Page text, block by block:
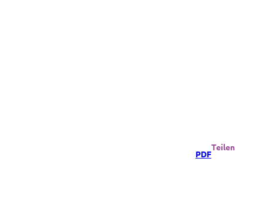
PDF
Teilen